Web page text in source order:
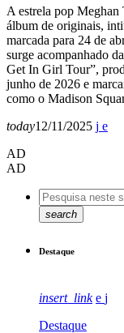
A estrela pop Meghan
álbum de originais,
marcada para 24 de
surge acompanhado
Get In Girl Tour”,
junho de 2026 e
como o Madison
today12/11/2025
AD
AD
search
Destaque
insert_link
Destaque